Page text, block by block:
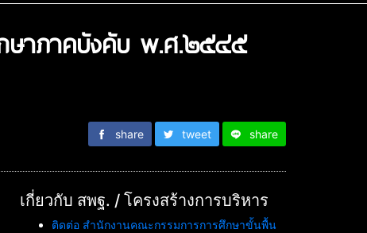
กษาภาคบังคับ พ.ศ.๒๕๔๕
share tweet share
เกี่ยวกับ สพฐ. / โครงสร้างการบริหาร
ติดต่อ สำนักงานคณะกรรมการการศึกษาขั้นพื้น